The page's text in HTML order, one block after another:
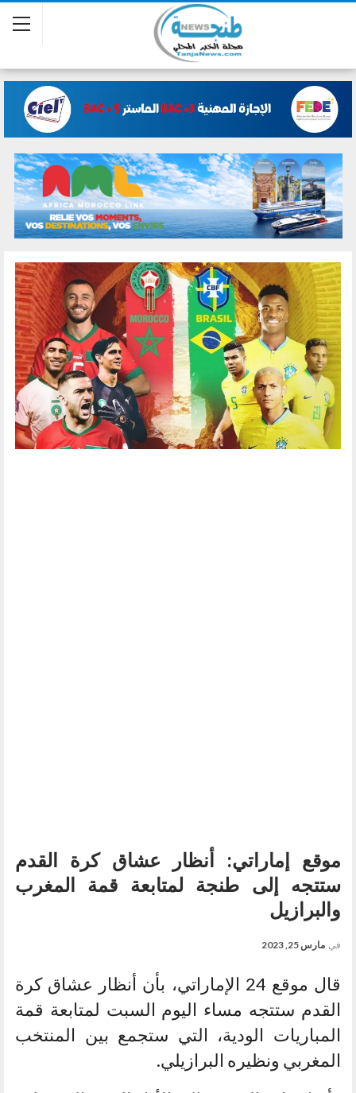
موقع إماراتي: أنظار عشاق كرة القدم
ستتجه إلى طنجة لمتابعة قمة المغرب
والبرازيل
في مارس 25, 2023
قال موقع 24 الإماراتي، بأن أنظار عشاق كرة
القدم ستتجه مساء اليوم السبت لمتابعة قمة
المباريات الودية، التي ستجمع بين المنتخب
المغربي ونظيره البرازيلي.